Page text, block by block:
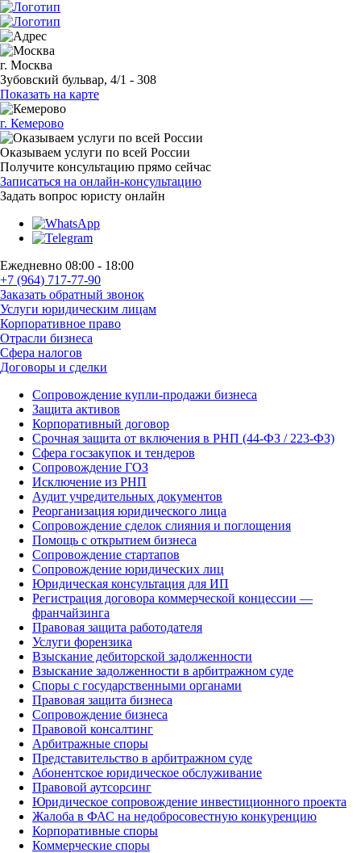
г. Москва
Зубовский бульвар, 4/1 - 308
Показать на карте
г. Кемерово
Оказываем услуги по всей России
Получите консультацию прямо сейчас
Записаться на онлайн-консультацию
Задать вопрос юристу онлайн
Ежедневно 08:00 - 18:00
+7 (964) 717-77-90
Заказать обратный звонок
Услуги юридическим лицам
Корпоративное право
Отрасли бизнеса
Сфера налогов
Договоры и сделки
Сопровождение купли-продажи бизнеса
Защита активов
Корпоративный договор
Срочная защита от включения в РНП (44-ФЗ / 223-ФЗ)
Сфера госзакупок и тендеров
Сопровождение ГОЗ
Исключение из РНП
Аудит учредительных документов
Реорганизация юридического лица
Сопровождение сделок слияния и поглощения
Помощь с открытием бизнеса
Сопровождение стартапов
Сопровождение юридических лиц
Юридическая консультация для ИП
Регистрация договора коммерческой концессии —
франчайзинга
Правовая защита работодателя
Услуги форензика
Взыскание дебиторской задолженности
Взыскание задолженности в арбитражном суде
Споры с государственными органами
Правовая защита бизнеса
Сопровождение бизнеса
Правовой консалтинг
Арбитражные споры
Представительство в арбитражном суде
Абонентское юридическое обслуживание
Правовой аутсорсинг
Юридическое сопровождение инвестиционного проекта
Жалоба в ФАС на недобросовестную конкуренцию
Корпоративные споры
Коммерческие споры